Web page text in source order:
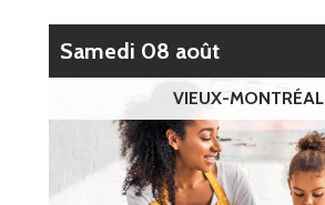
samedi 08 août
VIEUX-MONTRÉAL